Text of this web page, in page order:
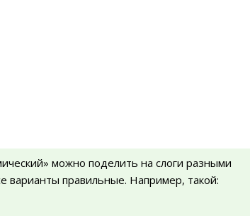
можно поделить на слоги разными
варианты правильные. Например, такой: